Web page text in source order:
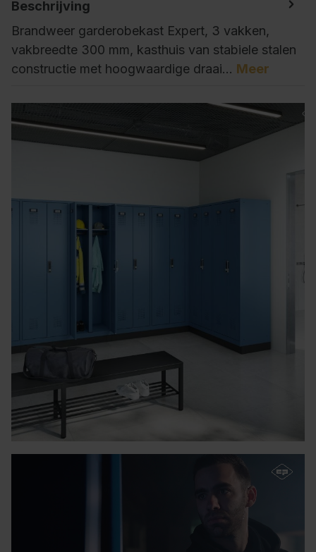
Beschrijving
Brandweer garderobekast Expert, 3 vakken,
vakbreedte 300 mm, kasthuis van stabiele stalen
constructie met hoogwaardige draai… Meer